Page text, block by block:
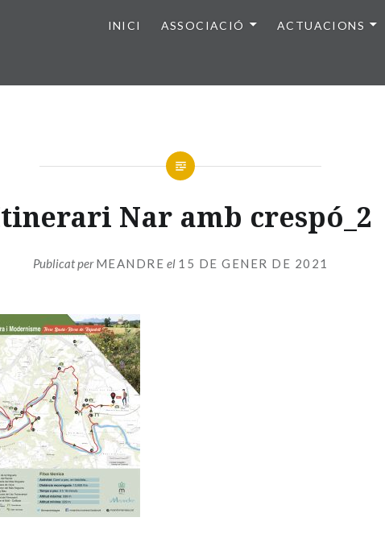
INICI ASSOCIACIÓ ACTUACIONS
Nar amb crespó_2
Publicat perMEANDRE el 15 DE GENER DE 2021